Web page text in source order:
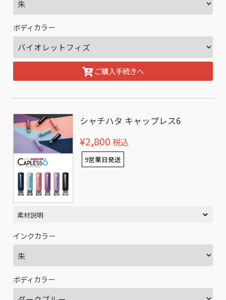
ボディカラー
ご購入手続きへ
シャチハタ キャップレス6
¥2,800 税込
9営業日発送
素材説明
インクカラー
ボディカラー